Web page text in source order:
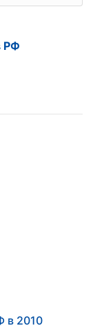
РФ
в 2010